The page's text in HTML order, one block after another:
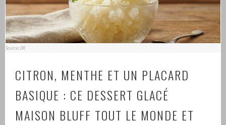
Source: DR
CITRON, MENTHE ET UN PLACARD
BASIQUE : CE DESSERT GLACÉ
MAISON BLUFF TOUT LE MONDE ET